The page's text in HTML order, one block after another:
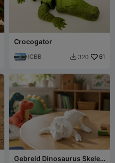
Crocogator
ICBB  320 61
Gebreid Dinosaurus Skelet